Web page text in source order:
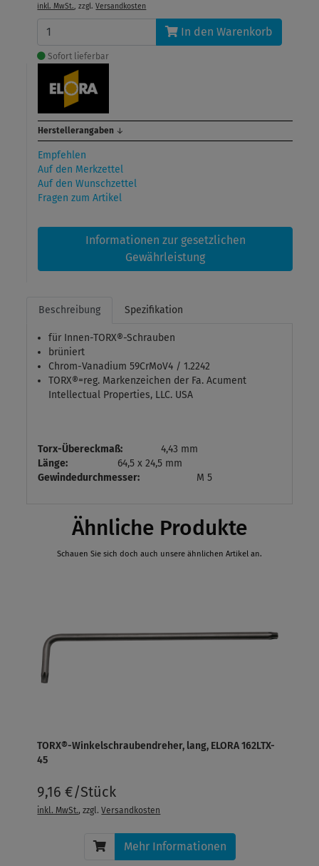
inkl. MwSt. , zzgl.Versandkosten
In den Warenkorb
Sofort lieferbar
Herstellerangaben ↓
Empfehlen
Auf den Merkzettel
Auf den Wunschzettel
Fragen zum Artikel
Informationen zur gesetzlichen
Gewährleistung
Beschreibung Spezifikation
für Innen-TORX®-Schrauben
brüniert
Chrom-Vanadium 59CrMoV4 / 1.2242
TORX®=reg. Markenzeichen der Fa. Acument
Intellectual Properties, LLC. USA
Torx-Übereckmaß:
4,43 mm
Länge:
64,5 x 24,5 mm
Gewindedurchmesser:
M 5
Ähnliche Produkte
Schauen Sie sich doch auch unsere ähnlichen Artikel an.
TORX®-Winkelschraubendreher, lang, ELORA 162LTX-
45
9,16 €/Stück
inkl. MwSt., zzgl.Versandkosten
Mehr Informationen